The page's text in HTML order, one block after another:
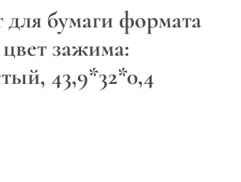
бумаги формата
зажима:
43,9*32*0,4